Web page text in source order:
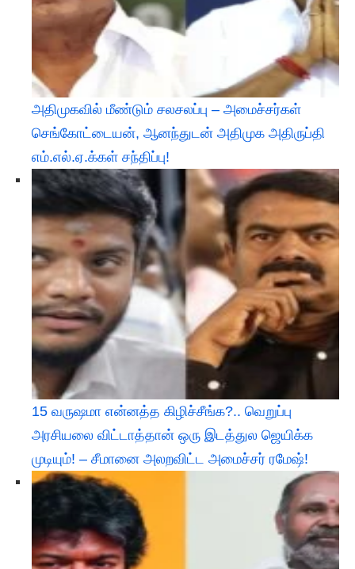
அதிமுகவில் மீண்டும் சலசலப்பு – அமைச்சர்கள்
செங்கோட்டையன், ஆனந்துடன் அதிமுக அதிருப்தி
எம்.எல்.ஏ.க்கள் சந்திப்பு!
15 வருஷமா என்னத்த கிழிச்சீங்க?.. வெறுப்பு
அரசியலை விட்டாத்தான் ஒரு இடத்துல ஜெயிக்க
முடியும்! – சீமானை அலறவிட்ட அமைச்சர் ரமேஷ்!